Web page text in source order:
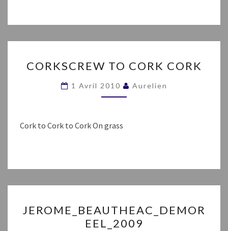
TO
CORK
CORK
CORKSCREW TO CORK CORK
1 Avril 2010 Aurelien
Cork to Cork to Cork On grass
JEROME_BEAUTHEAC_DEMOR
EEL_2009